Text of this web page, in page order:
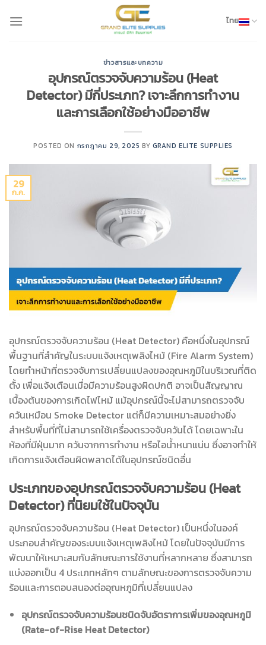
ไทย
ข่าวสารและบทความ
อุปกรณ์ตรวจจับความร้อน (Heat
Detector) มีกี่ประเภท? เจาะลึกการทำงาน
และการเลือกใช้อย่างมืออาชีพ
POSTED ON กรกฎาคม 29, 2025 BY GRAND ELITE SUPPLIES
29
ก.ค.
อุปกรณ์ตรวจจับความร้อน (Heat Detector) คือหนึ่งในอุปกรณ์
พื้นฐานที่สำคัญในระบบแจ้งเหตุเพลิงไหม้ (Fire Alarm System)
โดยทำหน้าที่ตรวจจับการเปลี่ยนแปลงของอุณหภูมิในบริเวณที่ติด
ตั้ง เพื่อแจ้งเตือนเมื่อมีความร้อนสูงผิดปกติ อาจเป็นสัญญาณ
เบื้องต้นของการเกิดไฟไหม้ แม้อุปกรณ์นี้จะไม่สามารถตรวจจับ
ควันเหมือน Smoke Detector แต่ก็มีความเหมาะสมอย่างยิ่ง
สำหรับพื้นที่ที่ไม่สามารถใช้เครื่องตรวจจับควันได้ โดยเฉพาะใน
ห้องที่มีฝุ่นมาก ควันจากการทำงาน หรือไอน้ำหนาแน่น ซึ่งอาจทำให้
เกิดการแจ้งเตือนผิดพลาดได้ในอุปกรณ์ชนิดอื่น
ประเภทของอุปกรณ์ตรวจจับความร้อน (Heat
Detector) ที่นิยมใช้ในปัจจุบัน
อุปกรณ์ตรวจจับความร้อน (Heat Detector) เป็นหนึ่งในองค์
ประกอบสำคัญของระบบแจ้งเหตุเพลิงไหม้ โดยในปัจจุบันมีการ
พัฒนาให้เหมาะสมกับลักษณะการใช้งานที่หลากหลาย ซึ่งสามารถ
แบ่งออกเป็น 4 ประเภทหลักๆ ตามลักษณะของการตรวจจับความ
ร้อนและการตอบสนองต่ออุณหภูมิที่เปลี่ยนแปลง
อุปกรณ์ตรวจจับความร้อนชนิดจับอัตราการเพิ่มของอุณหภูมิ
(Rate-of-Rise Heat Detector)